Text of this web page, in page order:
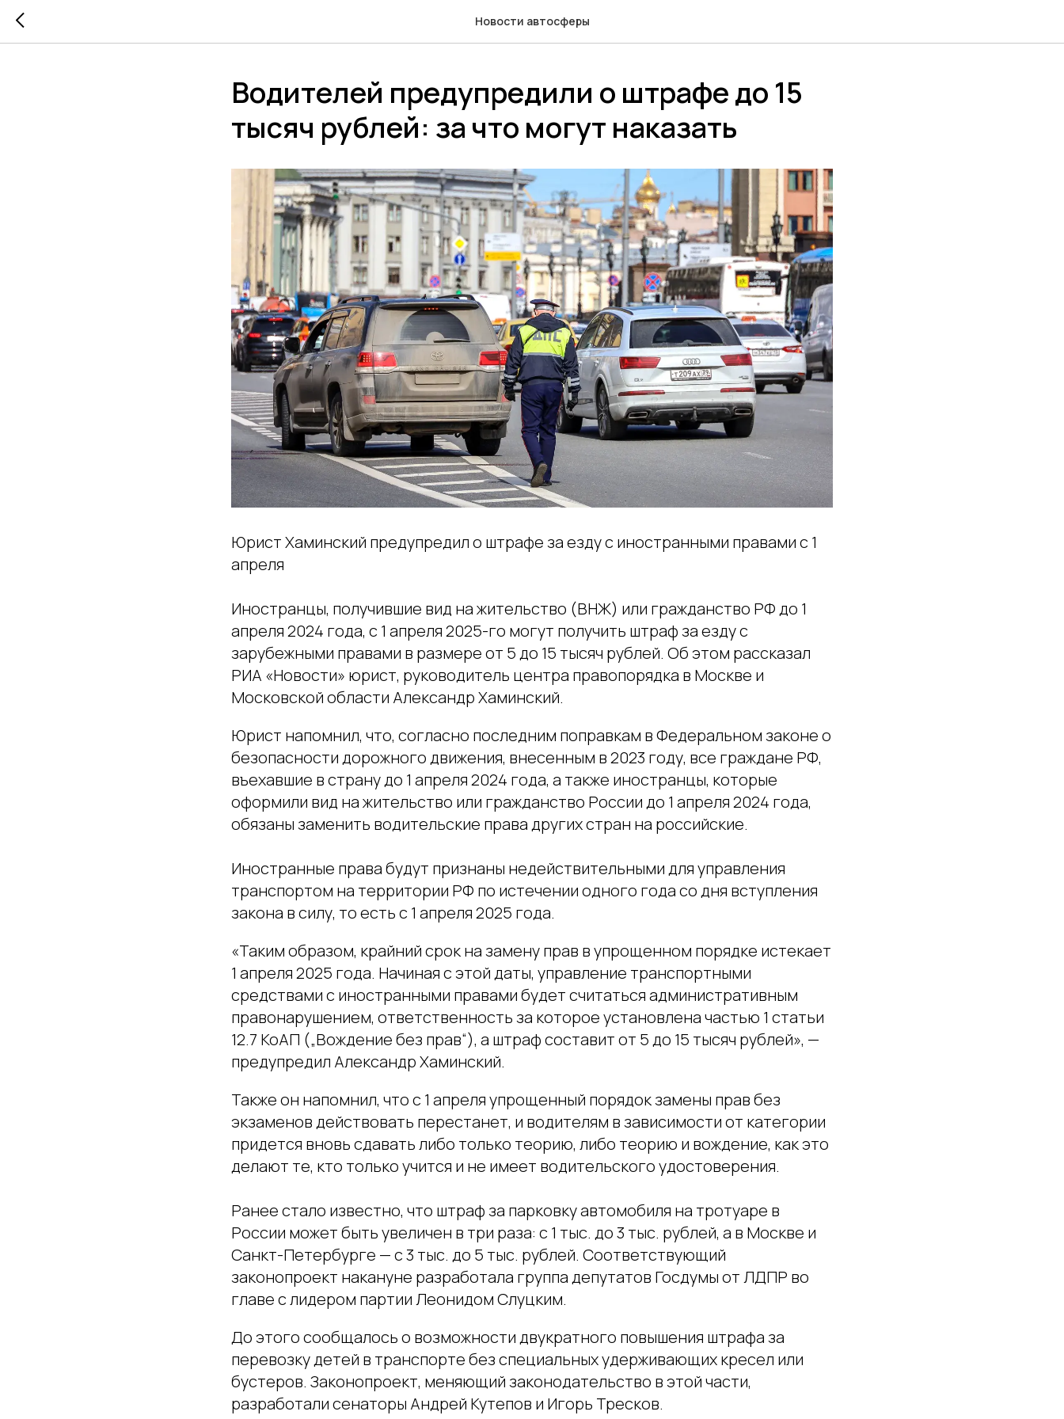
Новости автосферы
Водителей предупредили о штрафе до 15
тысяч рублей: за что могут наказать
Юрист Хаминский предупредил о штрафе за езду с иностранными правами с 1
апреля
Иностранцы, получившие вид на жительство (ВНЖ) или гражданство РФ до 1
апреля 2024 года, с 1 апреля 2025-го могут получить штраф за езду с
зарубежными правами в размере от 5 до 15 тысяч рублей. Об этом рассказал
РИА «Новости» юрист, руководитель центра правопорядка в Москве и
Московской области Александр Хаминский.
Юрист напомнил, что, согласно последним поправкам в Федеральном законе о
безопасности дорожного движения, внесенным в 2023 году, все граждане РФ,
въехавшие в страну до 1 апреля 2024 года, а также иностранцы, которые
оформили вид на жительство или гражданство России до 1 апреля 2024 года,
обязаны заменить водительские права других стран на российские.
Иностранные права будут признаны недействительными для управления
транспортом на территории РФ по истечении одного года со дня вступления
закона в силу, то есть с 1 апреля 2025 года.
«Таким образом, крайний срок на замену прав в упрощенном порядке истекает
1 апреля 2025 года. Начиная с этой даты, управление транспортными
средствами с иностранными правами будет считаться административным
правонарушением, ответственность за которое установлена частью 1 статьи
12.7 КоАП („Вождение без прав“), а штраф составит от 5 до 15 тысяч рублей», —
предупредил Александр Хаминский.
Также он напомнил, что с 1 апреля упрощенный порядок замены прав без
экзаменов действовать перестанет, и водителям в зависимости от категории
придется вновь сдавать либо только теорию, либо теорию и вождение, как это
делают те, кто только учится и не имеет водительского удостоверения.
Ранее стало известно, что штраф за парковку автомобиля на тротуаре в
России может быть увеличен в три раза: с 1 тыс. до 3 тыс. рублей, а в Москве и
Санкт-Петербурге — с 3 тыс. до 5 тыс. рублей. Соответствующий
законопроект накануне разработала группа депутатов Госдумы от ЛДПР во
главе с лидером партии Леонидом Слуцким.
До этого сообщалось о возможности двукратного повышения штрафа за
перевозку детей в транспорте без специальных удерживающих кресел или
бустеров. Законопроект, меняющий законодательство в этой части,
разработали сенаторы Андрей Кутепов и Игорь Тресков.